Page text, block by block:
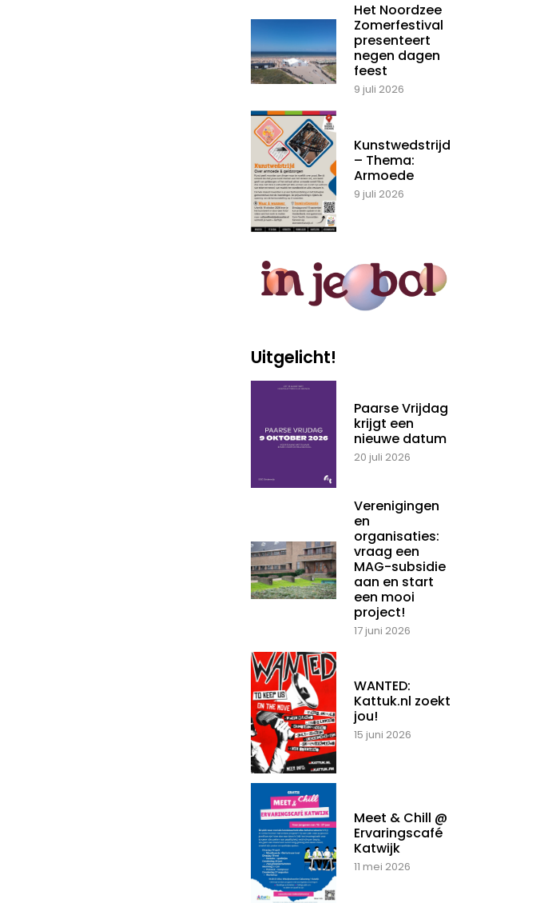
Het Noordzee
Zomerfestival
presenteert
negen dagen
feest
9 juli 2026
Kunstwedstrijd
– Thema:
Armoede
9 juli 2026
Uitgelicht!
Paarse Vrijdag
krijgt een
nieuwe datum
20 juli 2026
Verenigingen
en
organisaties:
vraag een
MAG-subsidie
aan en start
een mooi
project!
17 juni 2026
WANTED:
Kattuk.nl zoekt
jou!
15 juni 2026
Meet & Chill @
Ervaringscafé
Katwijk
11 mei 2026